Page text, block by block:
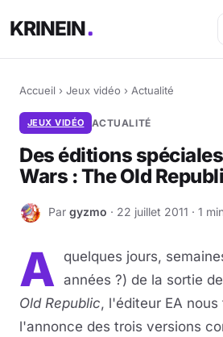
KRINEIN
Accueil › Jeux vidéo › Actualité
JEUX VIDÉO ACTUALITÉ
Des éditions
Wars : The Old
G Par gyzmo · 22 juillet 2011 · 1
A quelques jours,
années ?) de la sortie de
Old Republic, l'éditeur EA
l'annonce des trois versions